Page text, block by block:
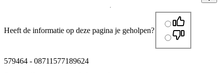
Heeft de informatie op deze pagina je geholpen?
579464 - 08711577189624